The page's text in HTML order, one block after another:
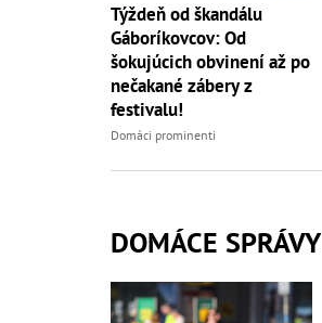
Týždeň od škandálu
Gáboríkovcov: Od
šokujúcich obvinení až po
nečakané zábery z
festivalu!
Domáci prominenti
DOMÁCE SPRÁVY